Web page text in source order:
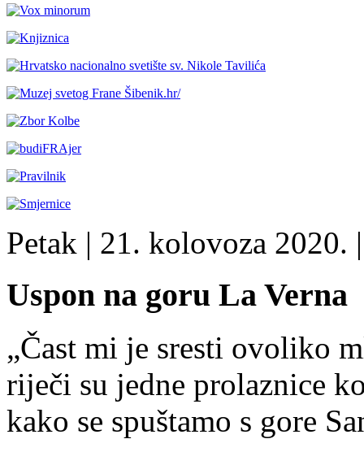
Petak | 21. kolovoza 2020. |
Uspon na goru La Verna
„Čast mi je sresti ovoliko
riječi su jedne prolaznice
kako se spuštamo s gore